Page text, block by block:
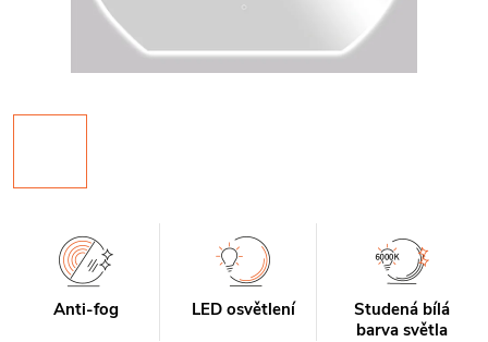
Anti-fog LED osvětlení
Studená bílá
barva světla